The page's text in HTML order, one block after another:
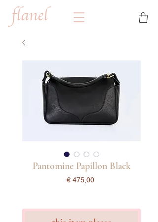
flanel
Pantomine Papillon Black
€ 475,00Prijs